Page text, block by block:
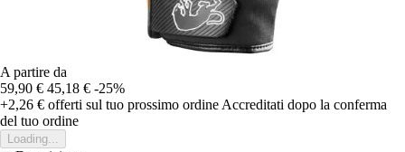
A partire da
59,90 € 45,18 € -25%
+2,26 € offerti sul tuo prossimo ordine Accreditati dopo la conferma
del tuo ordine
Loading...